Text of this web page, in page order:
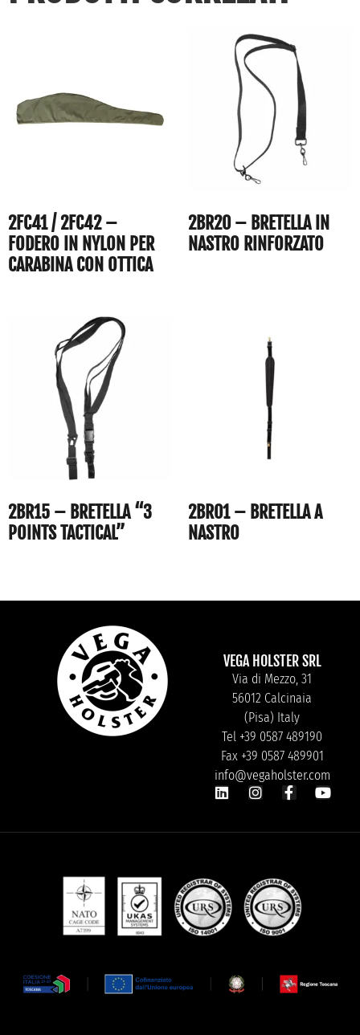
2FC41 / 2FC42 –
FODERO IN NYLON PER
CARABINA CON OTTICA
2BR20 – BRETELLA IN
NASTRO RINFORZATO
2BR15 – BRETELLA “3
POINTS TACTICAL”
2BR01 – BRETELLA A
NASTRO
VEGA HOLSTER SRL
Via di Mezzo, 31
56012 Calcinaia
(Pisa) Italy
Tel +39 0587 489190
Fax +39 0587 489901
info@vegaholster.com